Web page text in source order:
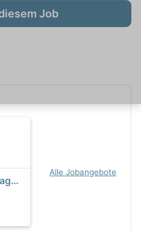
Job
in
Alle Jobangebote